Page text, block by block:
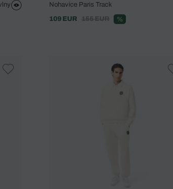
Nohavice Paris Track
109 EUR
155 EUR %